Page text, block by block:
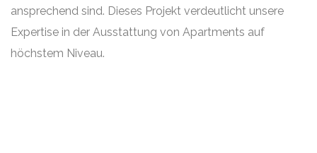
ansprechend sind. Dieses Projekt verdeutlicht unsere
Expertise in der Ausstattung von Apartments auf
höchstem Niveau.